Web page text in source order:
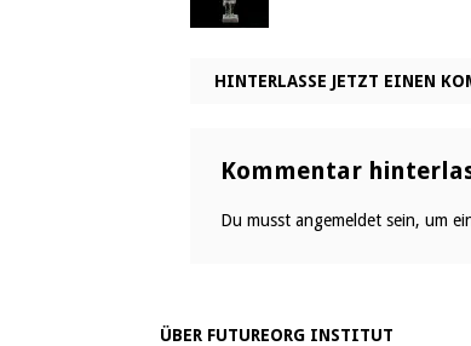
HINTERLASSE JETZT EINEN
Kommentar
Du musst angemeldet sein, um
ÜBER FUTUREORG INSTITUT